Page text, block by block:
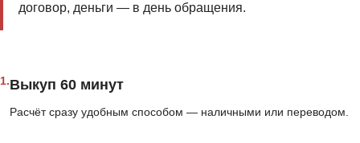
договор, деньги — в день обращения.
1.Выкуп 60 минут
Расчёт сразу удобным способом — наличными или переводом.